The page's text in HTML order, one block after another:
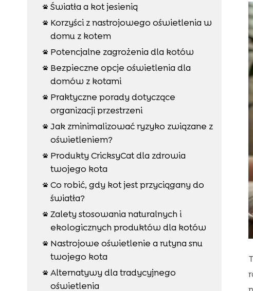
 Światła a kot jesienią

Korzyści z nastrojowego oświetlenia w
domu z kotem
 Potencjalne zagrożenia dla kotów

Bezpieczne opcje oświetlenia dla
domów z kotami

Praktyczne porady dotyczące
organizacji przestrzeni
 Jak zminimalizować ryzyko związane z
oświetleniem?

Produkty CricksyCat dla zdrowia
twojego kota
 Co robić, gdy kot jest przyciągany do
światła?
 Zalety stosowania naturalnych i
ekologicznych produktów dla kotów

Nastrojowe oświetlenie a rutyna snu
twojego kota
 Alternatywy dla tradycyjnego
oświetlenia